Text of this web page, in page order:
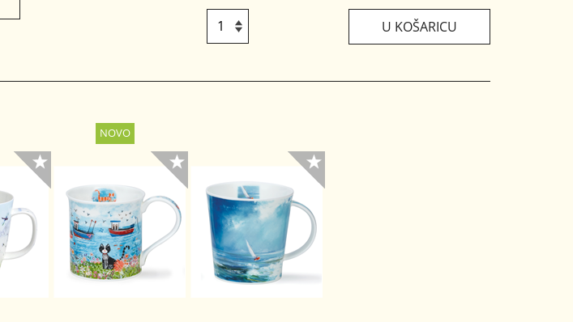
U KOŠARICU